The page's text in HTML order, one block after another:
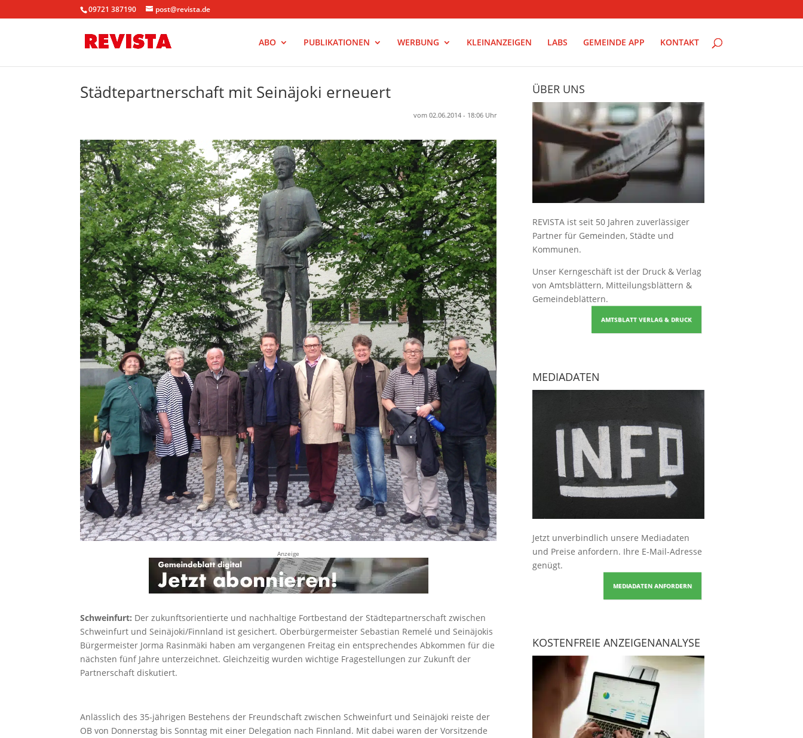
09721 387190 post@revista.de
ABO PUBLIKATIONEN WERBUNG KLEINANZEIGEN LABS GEMEINDE APP KONTAKT
Städtepartnerschaft mit Seinäjoki erneuert
vom 02.06.2014 - 18:06 Uhr
Anzeige
Schweinfurt: Der zukunftsorientierte und nachhaltige Fortbestand der Städtepartnerschaft zwischen
Schweinfurt und Seinäjoki/Finnland ist gesichert. Oberbürgermeister Sebastian Remelé und Seinäjokis
Bürgermeister Jorma Rasinmäki haben am vergangenen Freitag ein entsprechendes Abkommen für die
nächsten fünf Jahre unterzeichnet. Gleichzeitig wurden wichtige Fragestellungen zur Zukunft der
Partnerschaft diskutiert.
Anlässlich des 35-jährigen Bestehens der Freundschaft zwischen Schweinfurt und Seinäjoki reiste der
OB von Donnerstag bis Sonntag mit einer Delegation nach Finnland. Mit dabei waren der Vorsitzende
ÜBER UNS
REVISTA ist seit 50 Jahren zuverlässiger
Partner für Gemeinden, Städte und
Kommunen.
Unser Kerngeschäft ist der Druck & Verlag
von Amtsblättern, Mitteilungsblättern &
Gemeindeblättern.
AMTSBLATT VERLAG & DRUCK
MEDIADATEN
Jetzt unverbindlich unsere Mediadaten
und Preise anfordern. Ihre E-Mail-Adresse
genügt.
MEDIADATEN ANFORDERN
KOSTENFREIE ANZEIGENANALYSE